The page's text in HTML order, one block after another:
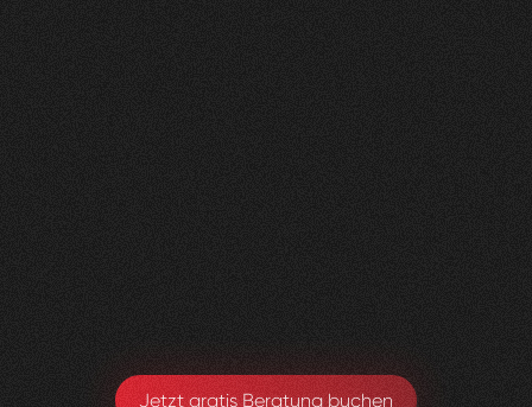
Jetzt gratis Beratung buchen